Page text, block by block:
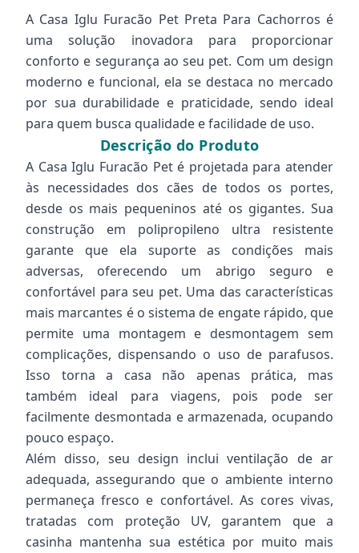
A Casa Iglu Furacão Pet Preta Para Cachorros é
uma solução inovadora para proporcionar
conforto e segurança ao seu pet. Com um design
moderno e funcional, ela se destaca no mercado
por sua durabilidade e praticidade, sendo ideal
para quem busca qualidade e facilidade de uso.
Descrição do Produto
A Casa Iglu Furacão Pet é projetada para atender
às necessidades dos cães de todos os portes,
desde os mais pequeninos até os gigantes. Sua
construção em polipropileno ultra resistente
garante que ela suporte as condições mais
adversas, oferecendo um abrigo seguro e
confortável para seu pet. Uma das características
mais marcantes é o sistema de engate rápido, que
permite uma montagem e desmontagem sem
complicações, dispensando o uso de parafusos.
Isso torna a casa não apenas prática, mas
também ideal para viagens, pois pode ser
facilmente desmontada e armazenada, ocupando
pouco espaço.
Além disso, seu design inclui ventilação de ar
adequada, assegurando que o ambiente interno
permaneça fresco e confortável. As cores vivas,
tratadas com proteção UV, garantem que a
casinha mantenha sua estética por muito mais